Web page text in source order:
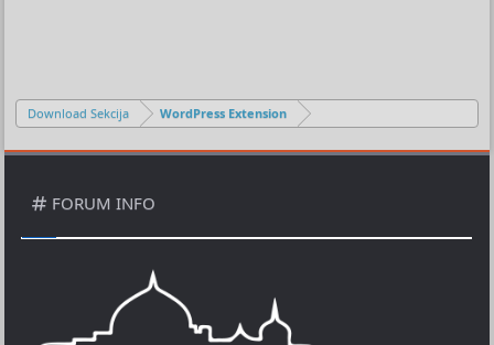
Download Sekcija WordPress Extension
FORUM INFO